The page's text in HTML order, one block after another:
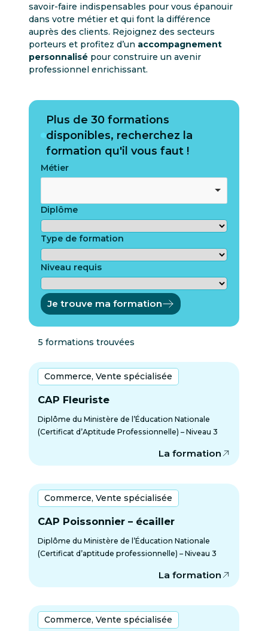
savoir-faire indispensables pour vous épanouir
dans votre métier et qui font la différence
auprès des clients. Rejoignez des secteurs
porteurs et profitez d’un accompagnement
personnalisé pour construire un avenir
professionnel enrichissant.
Plus de 30 formations
disponibles, recherchez la
formation qu'il vous faut !
Métier
Diplôme
Type de formation
Niveau requis
Je trouve ma formation
5 formations trouvées
Commerce, Vente spécialisée
CAP Fleuriste
Diplôme du Ministère de l’Éducation Nationale
(Certificat d’Aptitude Professionnelle) – Niveau 3
La formation
Commerce, Vente spécialisée
CAP Poissonnier – écailler
Diplôme du Ministère de l’Éducation Nationale
(Certificat d’aptitude professionnelle) – Niveau 3
La formation
Commerce, Vente spécialisée